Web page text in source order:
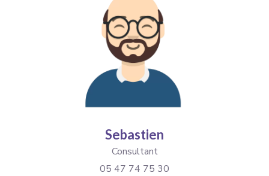
Sebastien
Consultant
05 47 74 75 30